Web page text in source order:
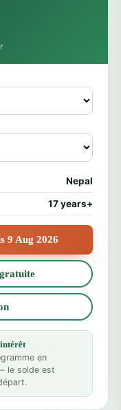
Nepal
17 years+
9 Aug 2026
intérêt
en
le solde est